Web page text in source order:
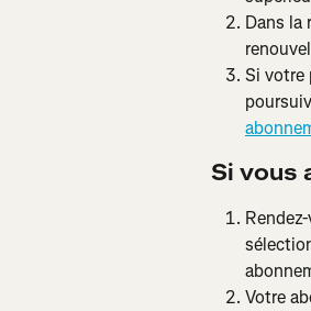
Dans la
Si votre
Si vous
Votre